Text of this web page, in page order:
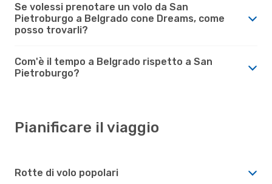
Se volessi prenotare un volo da San
Pietroburgo a Belgrado cone Dreams, come
posso trovarli?
Com'è il tempo a Belgrado rispetto a San
Pietroburgo?
Pianificare il viaggio
Rotte di volo popolari